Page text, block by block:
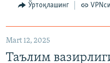
Ўртоқлашинг
Mart 12, 2025
Таълим